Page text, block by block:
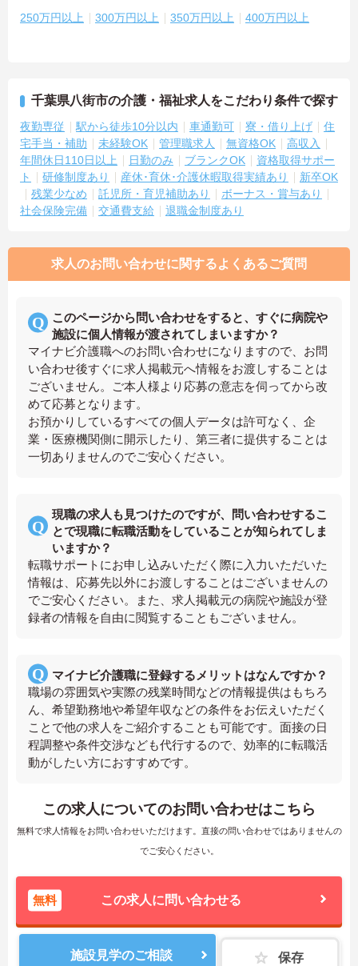
250万円以上 300万円以上 350万円以上 400万円以上
千葉県八街市の介護・福祉求人をこだわり条件で探す
夜勤専従 駅から徒歩10分以内 車通勤可 寮・借り上げ
住
宅手当・補助
未経験OK 管理職求人 無資格OK
高収入
年間休日110日以上
日勤のみ ブランクOK
資格取得サポー
ト
研修制度あり 産休･育休･介護休暇取得実績あり
新卒OK
残業少なめ
託児所・育児補助あり
ボーナス・賞与あり
社会保険完備
交通費支給 退職金制度あり
求人のお問い合わせに関するよくあるご質問
このページから問い合わせをすると、すぐに病院や
施設に個人情報が渡されてしまいますか？
マイナビ介護職へのお問い合わせになりますので、お問
い合わせ後すぐに求人掲載元へ情報をお渡しすることは
ございません。ご本人様より応募の意志を伺ってから改
めて応募となります。
お預かりしているすべての個人データは許可なく、企
業・医療機関側に開示したり、第三者に提供することは
一切ありませんのでご安心ください。
現職の求人も見つけたのですが、問い合わせするこ
とで現職に転職活動をしていることが知られてしま
いますか？
転職サポートにお申し込みいただく際に入力いただいた
情報は、応募先以外にお渡しすることはございませんの
でご安心ください。また、求人掲載元の病院や施設が登
録者の情報を自由に閲覧することもございません。
マイナビ介護職に登録するメリットはなんですか？
職場の雰囲気や実際の残業時間などの情報提供はもちろ
ん、希望勤務地や希望年収などの条件をお伝えいただく
ことで他の求人をご紹介することも可能です。面接の日
程調整や条件交渉なども代行するので、効率的に転職活
動がしたい方におすすめです。
この求人についてのお問い合わせはこちら
無料で求人情報をお問い合わせいただけます。直接の問い合わせではありませんの
でご安心ください。
無料 この求人に問い合わせる
施設見学のご相談 保存